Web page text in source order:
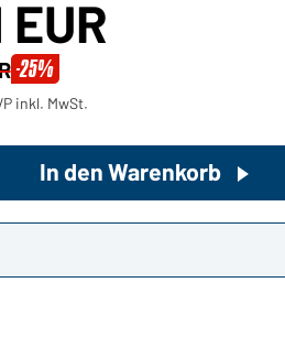
Hier geht's zu
EUR
-25%
inkl. MwSt.
In den Warenkorb